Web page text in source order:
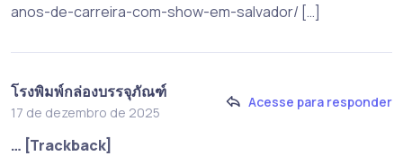
anos-de-carreira-com-show-em-salvador/ […]
โรงพิมพ์กล่องบรรจุภัณฑ์
17 de dezembro de 2025
Acesse para responder
… [Trackback]